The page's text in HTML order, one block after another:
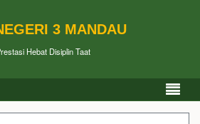
3 MANDAU
Hebat Disiplin Taat